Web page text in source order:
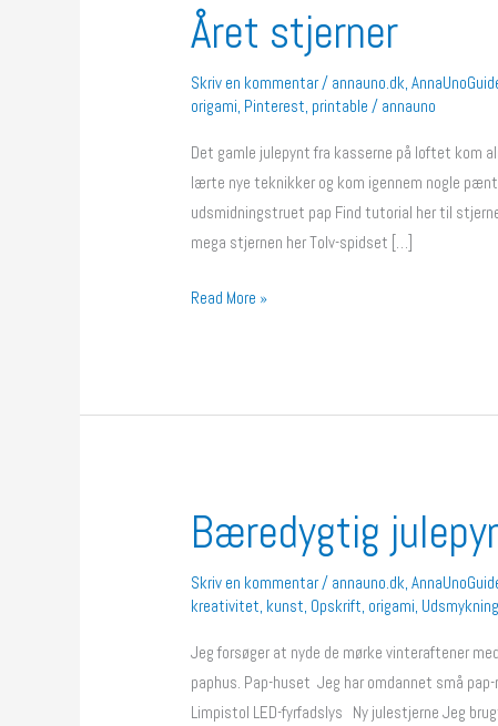
Året stjerner
Skriv en kommentar/ annauno.dk,
origami, Pinterest, printable / annauno
Det gamle julepynt fra kasserne på loftet kom
lærte nye teknikker og kom igennem nogle
udsmidningstruet pap Find tutorial her til
mega stjernen her Tolv-spidset […]
Året
stjerner
Read More »
Bæredygtig
Skriv en kommentar / annauno.dk ,
kreativitet kunst Opskrift origami Udsmykning
Jeg forsøger at nyde de mørke vinteraftener
paphus. Pap-huset Jeg har omdannet små
Limpistol LED-fyrfadslys Ny julestjerne Jeg
Bæredygtig
julepynt